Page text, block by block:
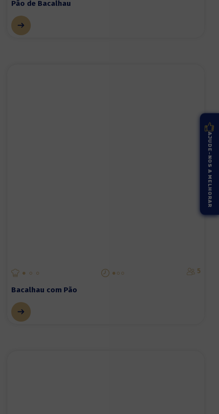
Pão de Bacalhau
5
Bacalhau com Pão
AJUDE-NOS A MELHORAR